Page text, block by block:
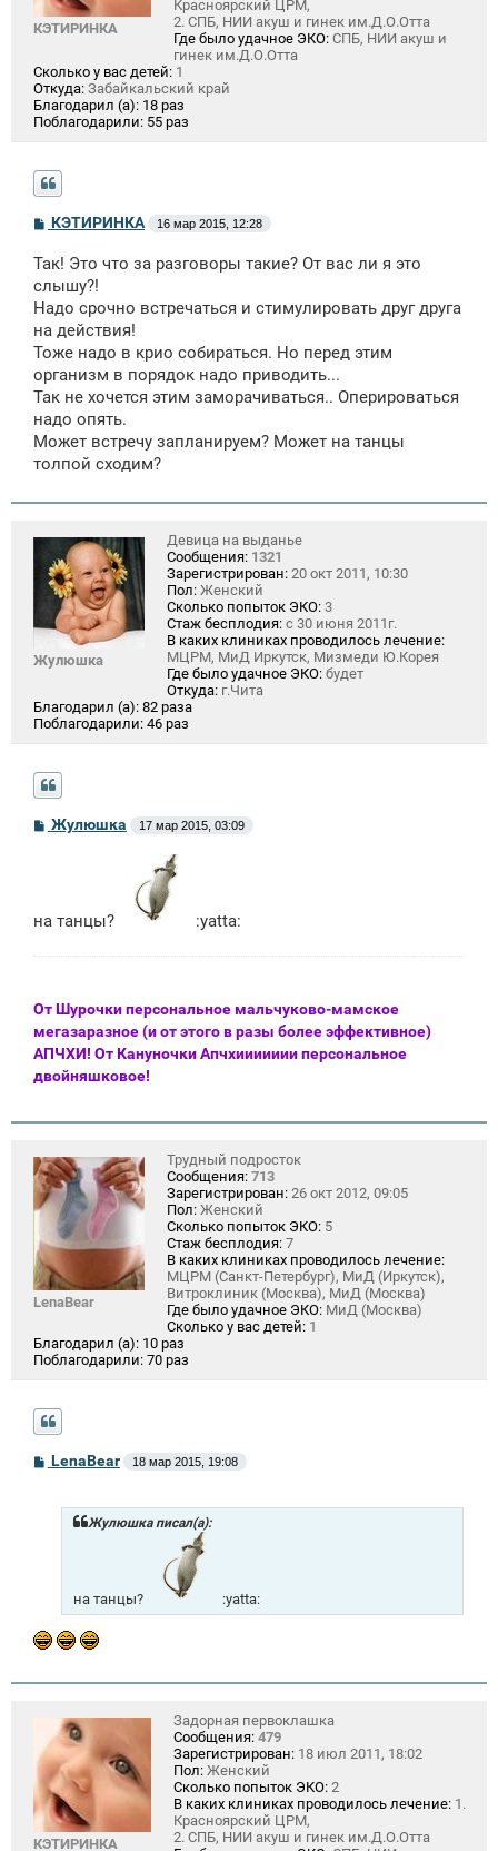
КЭТИРИНКА
Красноярский ЦРМ,
2. СПБ, НИИ акуш и гинек им.Д.О.Отта
Где было удачное ЭКО: СПБ, НИИ акуш и
гинек им.Д.О.Отта
Сколько у вас детей: 1
Откуда: Забайкальский край
Благодарил (а): 18 раз
Поблагодарили: 55 раз
С
б
щ
н
и
КЭТИРИНКА 16 мар 2015, 12:28
Так! Это что за разговоры такие? От вас ли я это
слышу?!
Надо срочно встречаться и стимулировать друг друга
на действия!
Тоже надо в крио собираться. Но перед этим
организм в порядок надо приводить...
Так не хочется этим заморачиваться.. Оперироваться
надо опять.
Может встречу запланируем? Может на танцы
толпой сходим?
Жулюшка
Девица на выданье
Сообщения: 1321
Зарегистрирован: 20 окт 2011, 10:30
Пол: Женский
Сколько попыток ЭКО: 3
Стаж бесплодия: с 30 июня 2011г.
В каких клиниках проводилось лечение:
МЦРМ, МиД Иркутск, Мизмеди Ю.Корея
Где было удачное ЭКО: будет
Откуда: г.Чита
Благодарил (а): 82 раза
Поблагодарили: 46 раз
С
н
и
Жулюшка 17 мар 2015, 03:09
на танцы? :yatta:
От Шурочки персональное мальчуково-мамское
мегазаразное (и от этого в разы более эффективное)
АПЧХИ! От Кануночки Апчхиииииии персональное
двойняшковое!
LenaBear
Трудный подросток
Сообщения: 713
Зарегистрирован: 26 окт 2012, 09:05
Пол: Женский
Сколько попыток ЭКО: 5
Стаж бесплодия: 7
В каких клиниках проводилось лечение:
МЦРМ (Санкт-Петербург), МиД (Иркутск),
Витроклиник (Москва), МиД (Москва)
Где было удачное ЭКО: МиД (Москва)
Сколько у вас детей: 1
Благодарил (а): 10 раз
Поблагодарили: 70 раз
С
о
LenaBear 18 мар 2015, 19:08
Жулюшка писал(а):
на танцы? :yatta:
КЭТИРИНКА
Задорная первоклашка
Сообщения: 479
Зарегистрирован: 18 июл 2011, 18:02
Пол: Женский
Сколько попыток ЭКО: 2
В каких клиниках проводилось лечение: 1.
Красноярский ЦРМ,
2. СПБ, НИИ акуш и гинек им.Д.О.Отта